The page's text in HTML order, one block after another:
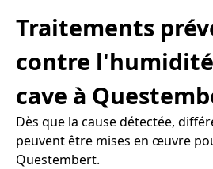
Traitements
contre
cave à
Dès que la cause détectée,
peuvent être mises en œuvre
Questembert.